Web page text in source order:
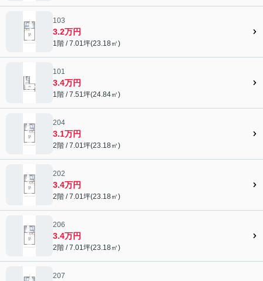
103
3.2万円
1階 / 7.01坪(23.18㎡)
101
3.4万円
1階 / 7.51坪(24.84㎡)
204
3.1万円
2階 / 7.01坪(23.18㎡)
202
3.4万円
2階 / 7.01坪(23.18㎡)
206
3.4万円
2階 / 7.01坪(23.18㎡)
207